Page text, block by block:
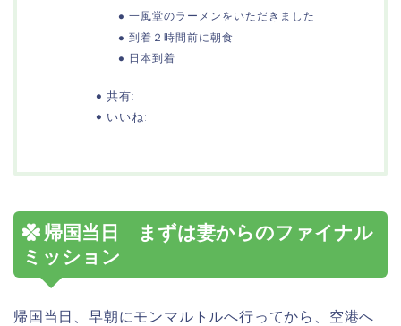
一風堂のラーメンをいただきました
到着２時間前に朝食
日本到着
共有:
いいね:
帰国当日 まずは妻からのファイナル
ミッション
帰国当日、早朝にモンマルトルへ行ってから、空港へ